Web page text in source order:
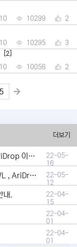
10299 2
10295 3
[2]
10056 2
5
더보기
Meme Therapy x MetaBrickZ WL & AriDrop 이벤트 결과안내!
22-05-
16
Meme Therapy x MetaBrickZ 협업 & WL , AriDrop 이벤트 안내
22-05-
12
.
22-04-
15
22-04-
01
22-04-
01